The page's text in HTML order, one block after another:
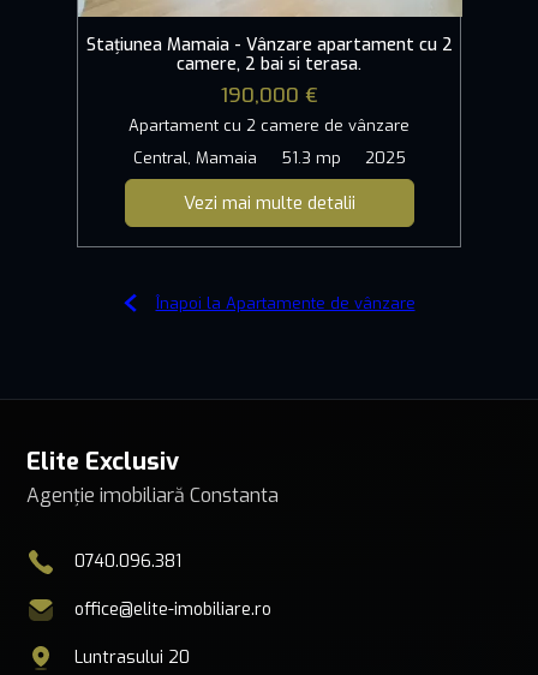
Stațiunea Mamaia - Vânzare apartament cu 2
camere, 2 bai si terasa.
190,000 €
Apartament cu 2 camere de vânzare
Central, Mamaia
51.3 mp 2025
Vezi mai multe detalii
Înapoi la Apartamente de vânzare
Elite Exclusiv
Agenție imobiliară Constanta
0740.096.381
office@elite-imobiliare.ro
Luntrasului 20